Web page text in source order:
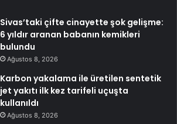
Sivas’taki çifte cinayette şok gelişme:
6 yıldır aranan babanın kemikleri
bulundu
Ağustos 8, 2026
Karbon yakalama ile üretilen sentetik
jet yakıtı ilk kez tarifeli uçuşta
kullanıldı
Ağustos 8, 2026